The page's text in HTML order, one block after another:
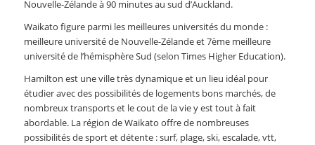
Nouvelle-Zélande à 90 minutes au sud d’Auckland.
Waikato figure parmi les meilleures universités du monde :
meilleure université de Nouvelle-Zélande et 7ème meilleure
université de l’hémisphère Sud (selon Times Higher Education).
Hamilton est une ville très dynamique et un lieu idéal pour
étudier avec des possibilités de logements bons marchés, de
nombreux transports et le cout de la vie y est tout à fait
abordable. La région de Waikato offre de nombreuses
possibilités de sport et détente : surf, plage, ski, escalade, vtt,